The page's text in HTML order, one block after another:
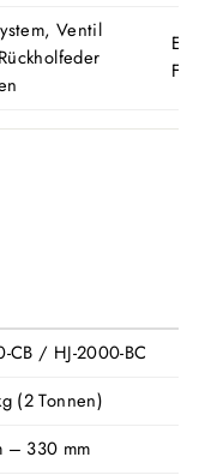
Ventil
CB / HJ-2000-BC
(2 Tonnen)
– 330 mm